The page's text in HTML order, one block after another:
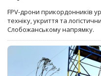
FPV-дрони прикордонників
техніку, укриття та
Слобожанському напрямку.